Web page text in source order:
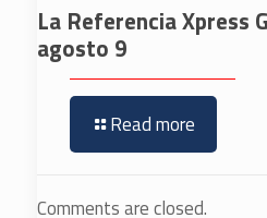
La Referencia Xpress
agosto 9
Read more
Comments are closed.